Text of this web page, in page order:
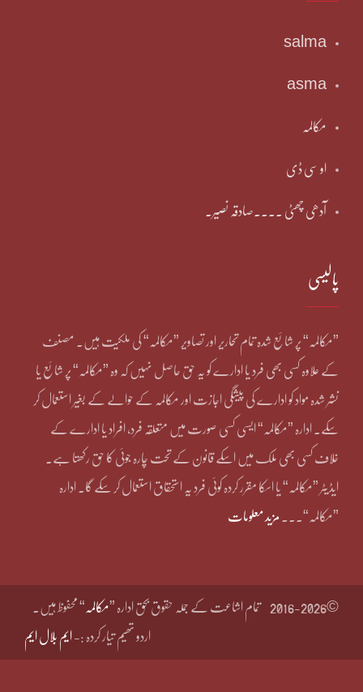
salma
asma
مکالمہ
او سی ڈی
آدھی چھٹی ۔۔۔۔صادقہ نصیر۔
پالیسی
”مکالمہ“ پر شائع شدہ تمام تحاریر اور تصاویر ”مکالمہ“ کی ملکیت ہیں۔ مصنف
کے علاوہ کسی بھی فرد یا ادارے کو یہ حق حاصل نہیں کہ وہ ”مکالمہ“ پر شائع یا
نشر شدہ مواد کو ادارے کی پیشگی اجازت اور مکالمہ کے حوالے کے بغیر استعمال کر
سکے۔ ادارہ ”مکالمہ“ ایسی کسی صورت میں متعلقہ فرد، افراد یا ادارے کے
خلاف کسی بھی ملک میں اسکے قانون کے تحت چارہ جوئی کا حق رکھتا ہے۔
ایڈیٹر ”مکالمہ“ یا اسکا مقرر کردہ کوئی فرد یہ استحقاق استعمال کر سکے گا۔ ادارہ
”مکالمہ“۔۔۔ مزید معلومات
©2016-2026 تمام اشاعت کے جملہ حقوق بحق ادارہ ”مکالمہ “ محفوظ ہیں۔
اردو تھیم تیار کردہ :- ایم بلال ایم